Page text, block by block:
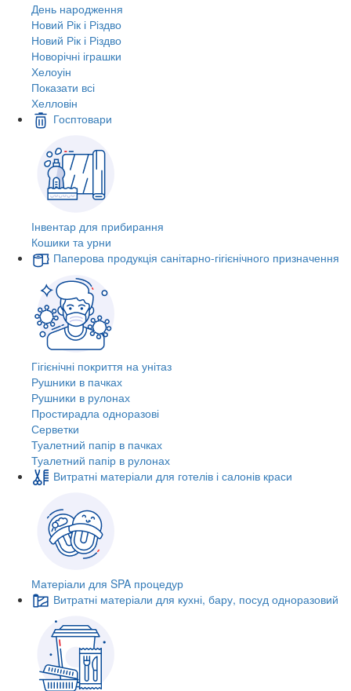
День народження
Новий Рік і Різдво
Новий Рік і Різдво
Новорічні іграшки
Хелоуін
Показати всі
Хелловін
Госптовари
Інвентар для прибирання
Кошики та урни
Паперова продукція санітарно-гігієнічного призначення
Гігієнічні покриття на унітаз
Рушники в пачках
Рушники в рулонах
Простирадла одноразові
Серветки
Туалетний папір в пачках
Туалетний папір в рулонах
Витратні матеріали для готелів і салонів краси
Матеріали для SPA процедур
Витратні матеріали для кухні, бару, посуд одноразовий